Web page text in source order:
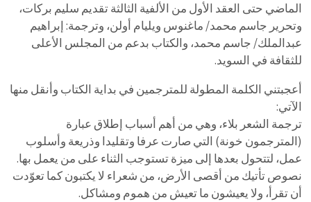
الماضي حتى العقد الأول من الألفية الثالثة تقديم سليم بركات،
وتحرير جاسم محمد/ ماغنوس ويليام أولن، وترجمة: إبراهيم
عبدالملك/ جاسم محمد، والكتاب بدعم من المجلس الأعلى
للثقافة في السويد.
أعجبتني الكلمة المطولة للمترجمين في بداية الكتاب وأنقل منها
الآتي:
ترجمة الشعر بلاء، وهي من أهم أسباب إطلاق عبارة
(المترجمون خونة) التي صارت عرفا وتقليدا وذريعة وأسلوب
عمل، لتتحول بعدها إلى ميزة تستوجب الثناء على من يعمل بها.
نصوص تأتيك من أقصى الأرض، من شعراء لا يكتبون كما تعوّدت
أن تقرأ، ولا يعيشون ما تعيش من هموم ومشاكل.